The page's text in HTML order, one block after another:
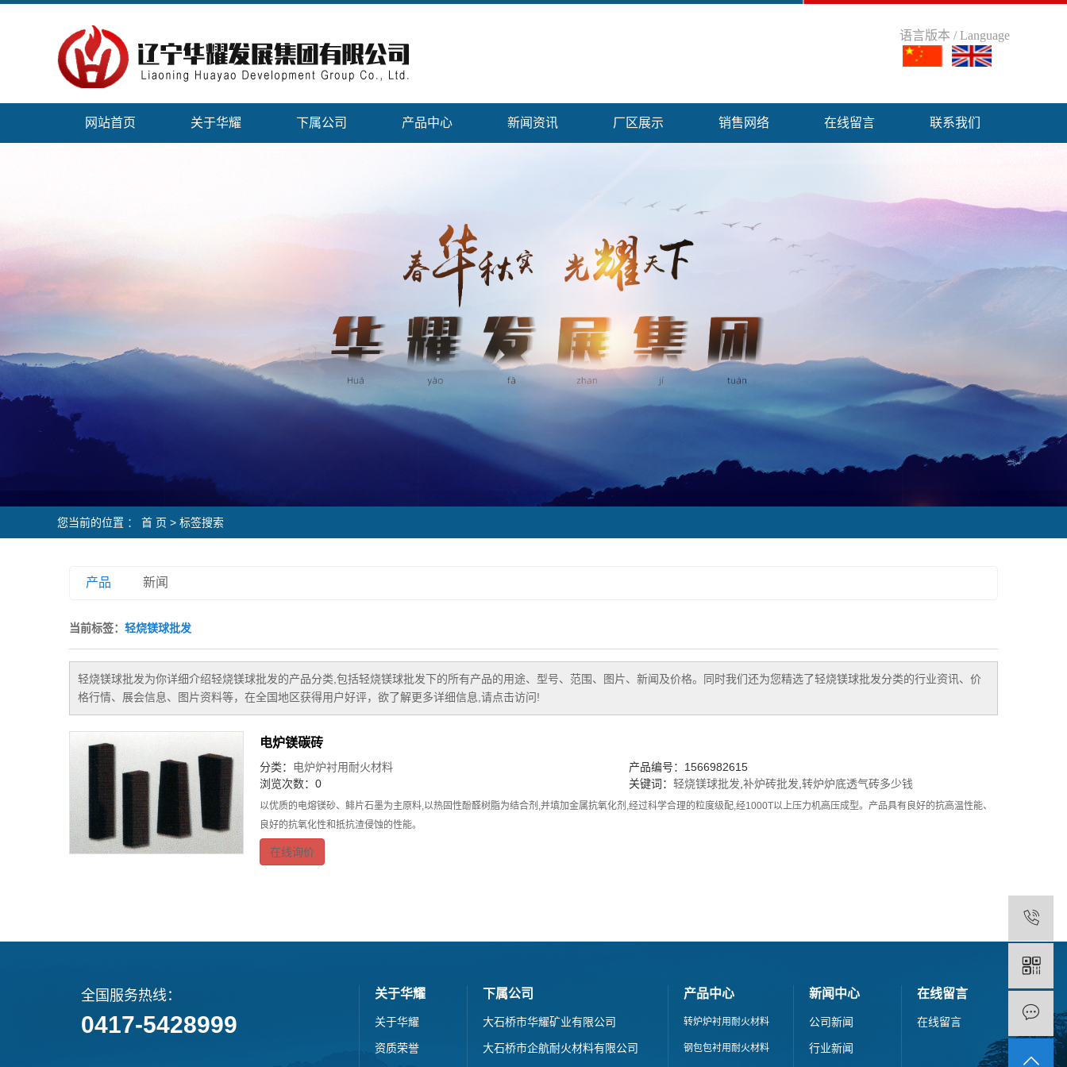
语言版本 / Language
网站首页 关于华耀 下属公司 产品中心 新闻资讯 厂区展示 销售网络 在线留言 联系我们
您当前的位置 ： 首 页 > 标签搜索
产品 新闻
当前标签： 轻烧镁球批发
轻烧镁球批发为你详细介绍轻烧镁球批发的产品分类,包括轻烧镁球批发下的所有产品的用途、型号、范围、图片、新闻及价格。同时我们还为您精选了轻烧镁球批发分类的行业资讯、价
格行情、展会信息、图片资料等，在全国地区获得用户好评，欲了解更多详细信息,请点击访问!
电炉镁碳砖
分类： 电炉炉衬用耐火材料
产品编号：1566982615
浏览次数：0
关键词： 轻烧镁球批发 补炉砖批发 转炉炉底透气砖多少钱
以优质的电熔镁砂、鲱片石墨为主原料,以热固性酚醛树脂为结合剂,并填加金属抗氧化剂,经过科学合理的粒度级配,经1000T以上压力机高压成型。产品具有良好的抗高温性能、
良好的抗氧化性和抵抗渣侵蚀的性能。
在线询价
全国服务热线：
0417-5428999
关于华耀
关于华耀
资质荣誉
下属公司
大石桥市华耀矿业有限公司
大石桥市企航耐火材料有限公司
产品中心
转炉炉衬用耐火材料
钢包包衬用耐火材料
新闻中心
公司新闻
行业新闻
在线留言
在线留言